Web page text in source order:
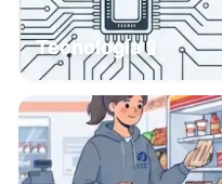
Tecnología📱